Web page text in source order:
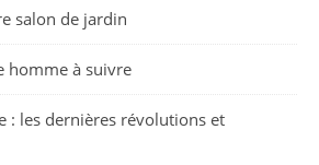
salon de jardin
homme à suivre
: les dernières révolutions et